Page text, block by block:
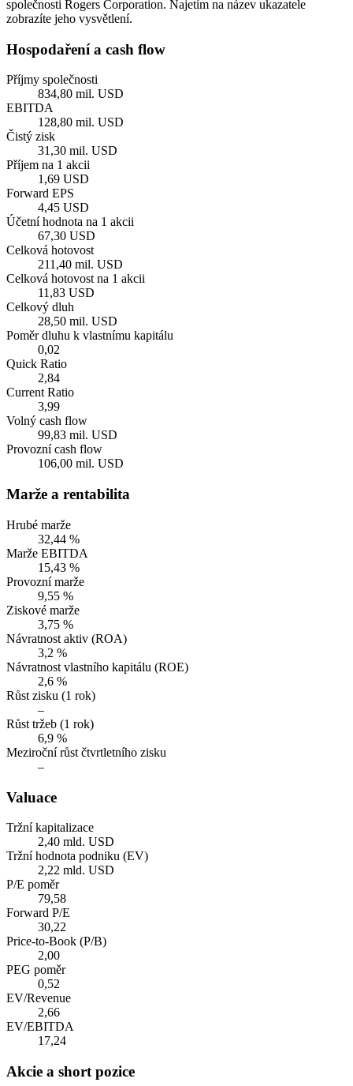
společnosti Rogers Corporation. Najetím na název ukazatele
zobrazíte jeho vysvětlení.
Hospodaření a cash flow
Příjmy společnosti
834,80 mil. USD
EBITDA
128,80 mil. USD
Čistý zisk
31,30 mil. USD
Příjem na 1 akcii
1,69 USD
Forward EPS
4,45 USD
Účetní hodnota na 1 akcii
67,30 USD
Celková hotovost
211,40 mil. USD
Celková hotovost na 1 akcii
11,83 USD
Celkový dluh
28,50 mil. USD
Poměr dluhu k vlastnímu kapitálu
0,02
Quick Ratio
2,84
Current Ratio
3,99
Volný cash flow
99,83 mil. USD
Provozní cash flow
106,00 mil. USD
Marže a rentabilita
Hrubé marže
32,44 %
Marže EBITDA
15,43 %
Provozní marže
9,55 %
Ziskové marže
3,75 %
Návratnost aktiv (ROA)
3,2 %
Návratnost vlastního kapitálu (ROE)
2,6 %
Růst zisku (1 rok)
–
Růst tržeb (1 rok)
6,9 %
Meziroční růst čtvrtletního zisku
–
Valuace
Tržní kapitalizace
2,40 mld. USD
Tržní hodnota podniku (EV)
2,22 mld. USD
P/E poměr
79,58
Forward P/E
30,22
Price-to-Book (P/B)
2,00
PEG poměr
0,52
EV/Revenue
2,66
EV/EBITDA
17,24
Akcie a short pozice